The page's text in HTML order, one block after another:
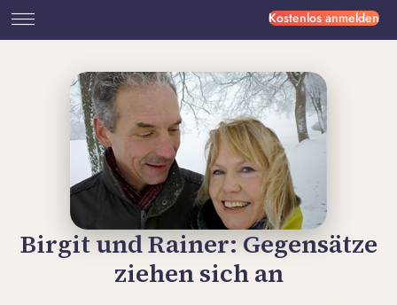
Kostenlos anmelden
Birgit und Rainer: Gegensätze
ziehen sich an